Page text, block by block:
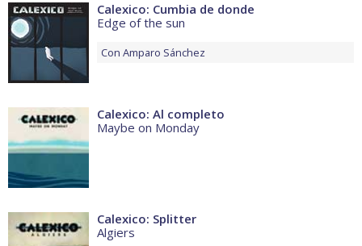
Calexico: Cumbia de donde
Edge of the sun
Con Amparo Sánchez
Calexico: Al completo
Maybe on Monday
Calexico: Splitter
Algiers